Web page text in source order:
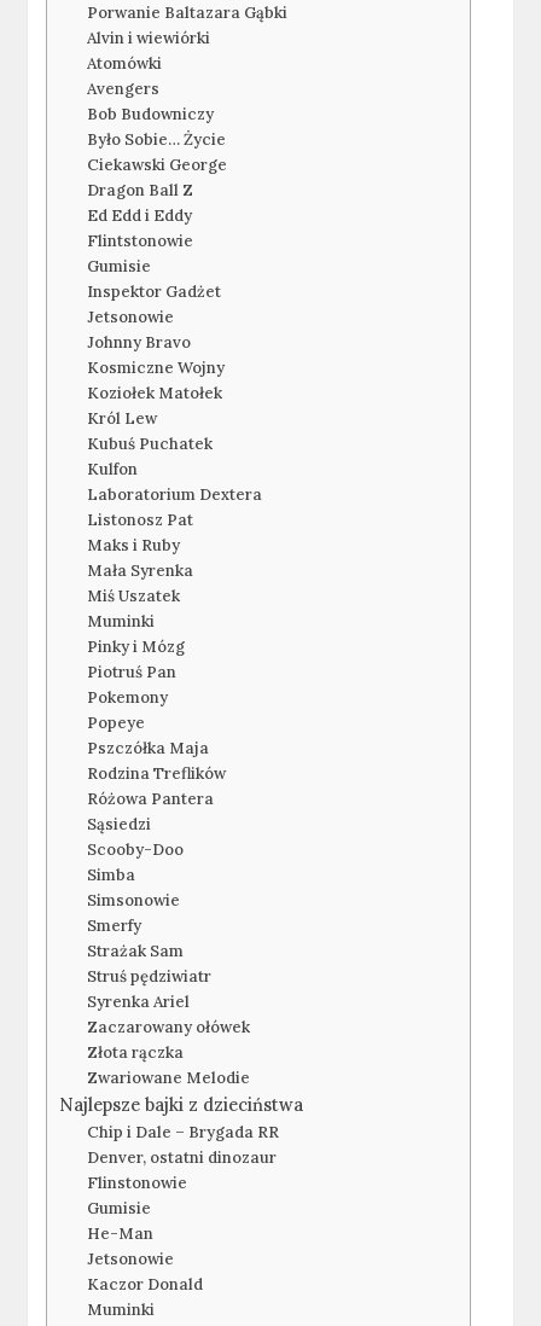
Porwanie Baltazara Gąbki
Alvin i wiewiórki
Atomówki
Avengers
Bob Budowniczy
Było Sobie… Życie
Ciekawski George
Dragon Ball Z
Ed Edd i Eddy
Flintstonowie
Gumisie
Inspektor Gadżet
Jetsonowie
Johnny Bravo
Kosmiczne Wojny
Koziołek Matołek
Król Lew
Kubuś Puchatek
Kulfon
Laboratorium Dextera
Listonosz Pat
Maks i Ruby
Mała Syrenka
Miś Uszatek
Muminki
Pinky i Mózg
Piotruś Pan
Pokemony
Popeye
Pszczółka Maja
Rodzina Treflików
Różowa Pantera
Sąsiedzi
Scooby-Doo
Simba
Simsonowie
Smerfy
Strażak Sam
Struś pędziwiatr
Syrenka Ariel
Zaczarowany ołówek
Złota rączka
Zwariowane Melodie
Najlepsze bajki z dzieciństwa
Chip i Dale – Brygada RR
Denver, ostatni dinozaur
Flinstonowie
Gumisie
He-Man
Jetsonowie
Kaczor Donald
Muminki